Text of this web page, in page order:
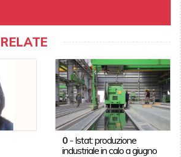
0 - Istat: produzione
industriale in calo a giugno